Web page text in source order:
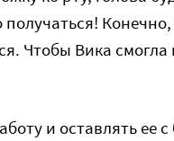
получаться!
Чтобы Вика
и оставлять ее